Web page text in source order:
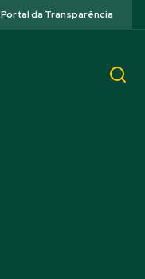
Portal da Transparência